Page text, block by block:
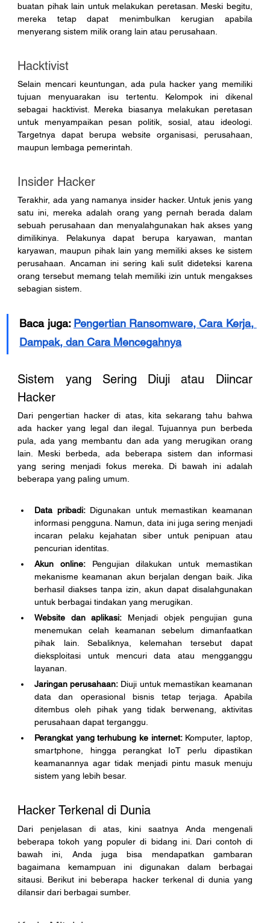
buatan pihak lain untuk melakukan peretasan. Meski begitu,
mereka tetap dapat menimbulkan kerugian apabila
menyerang sistem milik orang lain atau perusahaan.
Hacktivist
Selain mencari keuntungan, ada pula hacker yang memiliki
tujuan menyuarakan isu tertentu. Kelompok ini dikenal
sebagai hacktivist. Mereka biasanya melakukan peretasan
untuk menyampaikan pesan politik, sosial, atau ideologi.
Targetnya dapat berupa website organisasi, perusahaan,
maupun lembaga pemerintah.
Insider Hacker
Terakhir, ada yang namanya insider hacker. Untuk jenis yang
satu ini, mereka adalah orang yang pernah berada dalam
sebuah perusahaan dan menyalahgunakan hak akses yang
dimilikinya. Pelakunya dapat berupa karyawan, mantan
karyawan, maupun pihak lain yang memiliki akses ke sistem
perusahaan. Ancaman ini sering kali sulit dideteksi karena
orang tersebut memang telah memiliki izin untuk mengakses
sebagian sistem.
Baca juga: Pengertian Ransomware, Cara Kerja,
Dampak, dan Cara Mencegahnya
Sistem yang Sering Diuji atau Diincar
Hacker
Dari pengertian hacker di atas, kita sekarang tahu bahwa
ada hacker yang legal dan ilegal. Tujuannya pun berbeda
pula, ada yang membantu dan ada yang merugikan orang
lain. Meski berbeda, ada beberapa sistem dan informasi
yang sering menjadi fokus mereka. Di bawah ini adalah
beberapa yang paling umum.
Data pribadi: Digunakan untuk memastikan keamanan
informasi pengguna. Namun, data ini juga sering menjadi
incaran pelaku kejahatan siber untuk penipuan atau
pencurian identitas.
Akun online: Pengujian dilakukan untuk memastikan
mekanisme keamanan akun berjalan dengan baik. Jika
berhasil diakses tanpa izin, akun dapat disalahgunakan
untuk berbagai tindakan yang merugikan.
Website dan aplikasi: Menjadi objek pengujian guna
menemukan celah keamanan sebelum dimanfaatkan
pihak lain. Sebaliknya, kelemahan tersebut dapat
dieksploitasi untuk mencuri data atau mengganggu
layanan.
Jaringan perusahaan: Diuji untuk memastikan keamanan
data dan operasional bisnis tetap terjaga. Apabila
ditembus oleh pihak yang tidak berwenang, aktivitas
perusahaan dapat terganggu.
Perangkat yang terhubung ke internet: Komputer, laptop,
smartphone, hingga perangkat IoT perlu dipastikan
keamanannya agar tidak menjadi pintu masuk menuju
sistem yang lebih besar.
Hacker Terkenal di Dunia
Dari penjelasan di atas, kini saatnya Anda mengenali
beberapa tokoh yang populer di bidang ini. Dari contoh di
bawah ini, Anda juga bisa mendapatkan gambaran
bagaimana kemampuan ini digunakan dalam berbagai
sitausi. Berikut ini beberapa hacker terkenal di dunia yang
dilansir dari berbagai sumber.